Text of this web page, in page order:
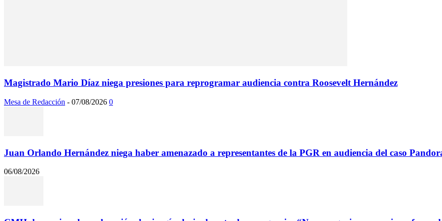
Magistrado Mario Díaz niega presiones para reprogramar audiencia contra Roosevelt Hernández
Mesa de Redacción - 07/08/2026 0
Juan Orlando Hernández niega haber amenazado a representantes de la PGR en audiencia del caso
06/08/2026